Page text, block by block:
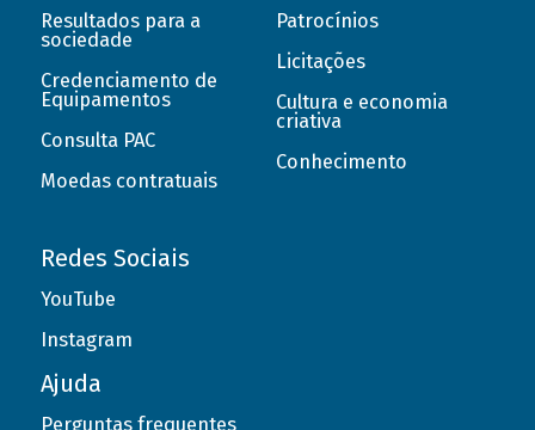
Resultados para a
sociedade
Credenciamento de
Equipamentos
Consulta PAC
Moedas contratuais
Patrocínios
Licitações
Cultura e economia
criativa
Conhecimento
Redes Sociais
YouTube
Instagram
Ajuda
Perguntas frequentes